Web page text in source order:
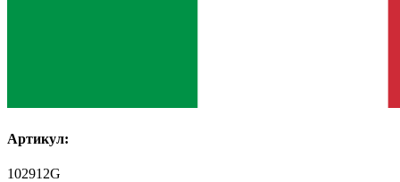
Артикул:
102912G